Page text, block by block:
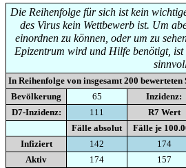
Die Reihenfolge für sich ist kein
des Virus kein Wettbewerb ist. Um
einordnen zu können, oder um zu
Epizentrum wird und Hilfe benötigt,
In Reihenfolge von insgesamt 200 bewerteten
Bevölkerung
65 Inzidenz:
D7-Inzidenz:
111 R7 Wert
Fälle absolut
Fälle je
Infiziert
142 174
Aktiv
174 157